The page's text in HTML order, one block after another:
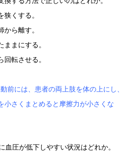
狭くする。
から離す。
ままにする。
回転させる。
には、患者の両上肢を体の上にし、
小さくまとめると摩擦力が小さくな
圧が低下しやすい状況はどれか。